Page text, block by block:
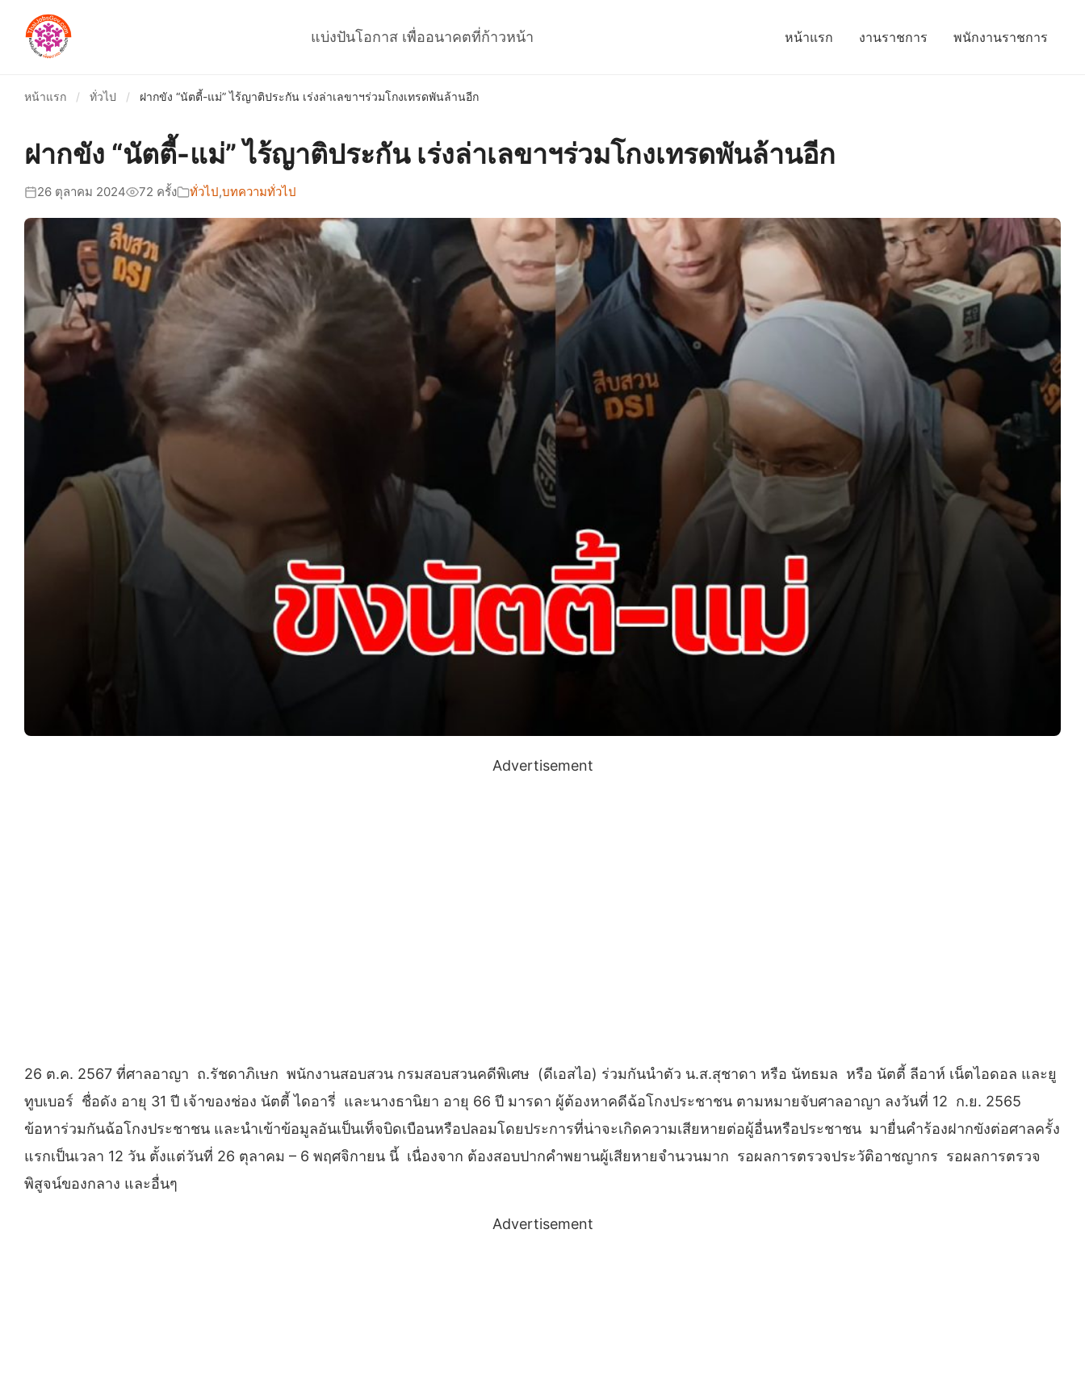
แบ่งปันโอกาส เพื่ออนาคตที่ก้าวหน้า หน้าแรก งานราชการ พนักงานราชการ
หน้าแรก / ทั่วไป / ฝากขัง “นัตตี้-แม่” ไร้ญาติประกัน เร่งล่าเลขาฯร่วมโกงเทรดพันล้านอีก
ฝากขัง “นัตตี้-แม่” ไร้ญาติประกัน เร่งล่าเลขาฯร่วมโกงเทรดพันล้านอีก
26 ตุลาคม 2024 72 ครั้ง ทั่วไป,บทความทั่วไป
Advertisement
26 ต.ค. 2567 ที่ศาลอาญา ถ.รัชดาภิเษก พนักงานสอบสวน กรมสอบสวนคดีพิเศษ (ดีเอสไอ) ร่วมกันนำตัว น.ส.สุชาดา หรือ นัทธมล หรือ นัตตี้ ลีอาห์ เน็ตไอดอล และยู
ทูบเบอร์ ชื่อดัง อายุ 31 ปี เจ้าของช่อง นัตตี้ ไดอารี่ และนางธานิยา อายุ 66 ปี มารดา ผู้ต้องหาคดีฉ้อโกงประชาชน ตามหมายจับศาลอาญา ลงวันที่ 12 ก.ย. 2565
ข้อหาร่วมกันฉ้อโกงประชาชน และนำเข้าข้อมูลอันเป็นเท็จบิดเบือนหรือปลอมโดยประการที่น่าจะเกิดความเสียหายต่อผู้อื่นหรือประชาชน มายื่นคำร้องฝากขังต่อศาลครั้ง
แรกเป็นเวลา 12 วัน ตั้งแต่วันที่ 26 ตุลาคม – 6 พฤศจิกายน นี้ เนื่องจาก ต้องสอบปากคำพยานผู้เสียหายจำนวนมาก รอผลการตรวจประวัติอาชญากร รอผลการตรวจ
พิสูจน์ของกลาง และอื่นๆ
Advertisement